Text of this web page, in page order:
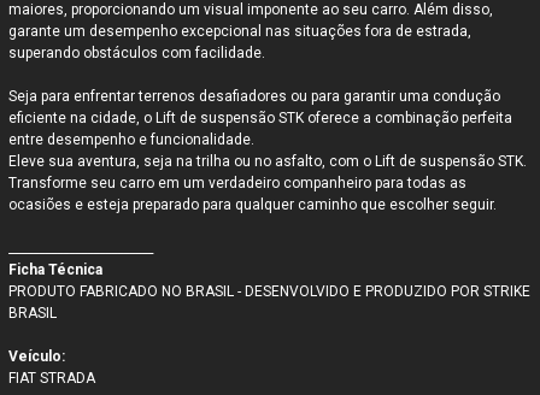
maiores, proporcionando um visual imponente ao seu carro. Além disso,
garante um desempenho excepcional nas situações fora de estrada,
superando obstáculos com facilidade.
Seja para enfrentar terrenos desafiadores ou para garantir uma condução
eficiente na cidade, o Lift de suspensão STK oferece a combinação perfeita
entre desempenho e funcionalidade.
Eleve sua aventura, seja na trilha ou no asfalto, com o Lift de suspensão STK.
Transforme seu carro em um verdadeiro companheiro para todas as
ocasiões e esteja preparado para qualquer caminho que escolher seguir.
Ficha Técnica
PRODUTO FABRICADO NO BRASIL - DESENVOLVIDO E PRODUZIDO POR STRIKE
BRASIL
Veículo:
FIAT STRADA